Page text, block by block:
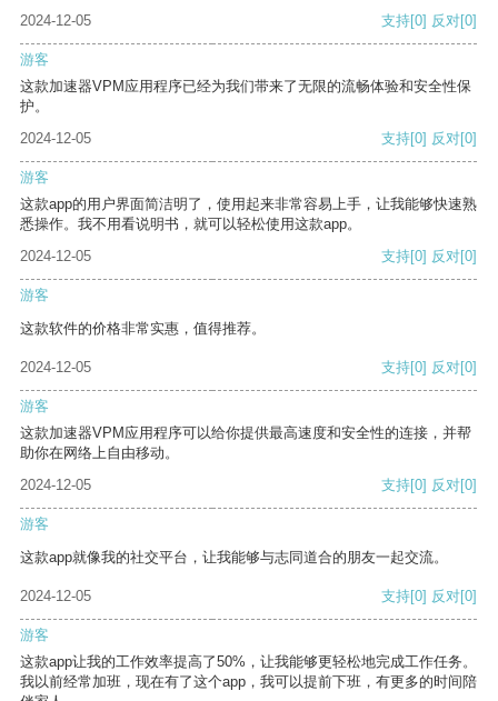
2024-12-05
支持[0] 反对[0]
游客
这款加速器VPM应用程序已经为我们带来了无限的流畅体验和安全性保
护。
2024-12-05
支持[0] 反对[0]
游客
这款app的用户界面简洁明了，使用起来非常容易上手，让我能够快速熟
悉操作。我不用看说明书，就可以轻松使用这款app。
2024-12-05
支持[0] 反对[0]
游客
这款软件的价格非常实惠，值得推荐。
2024-12-05 支持[0] 反对[0]
游客
这款加速器VPM应用程序可以给你提供最高速度和安全性的连接，并帮
助你在网络上自由移动。
2024-12-05
支持[0] 反对[0]
游客
这款app就像我的社交平台，让我能够与志同道合的朋友一起交流。
2024-12-05 支持[0] 反对[0]
游客
这款app让我的工作效率提高了50%，让我能够更轻松地完成工作任务。
我以前经常加班，现在有了这个app，我可以提前下班，有更多的时间陪